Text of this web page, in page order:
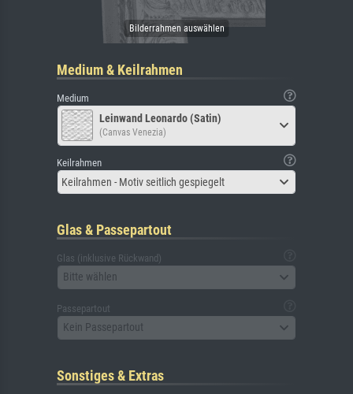
Medium & Keilrahmen
Medium
Leinwand Leonardo (Satin)
(Canvas Venezia)
Keilrahmen
Keilrahmen - Motiv seitlich gespiegelt
Glas & Passepartout
Glas (inklusive Rückwand)
Bitte wählen
Passepartout
Kein Passepartout
Sonstiges & Extras